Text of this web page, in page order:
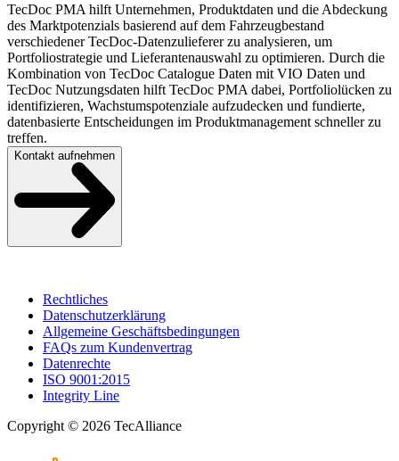
TecDoc PMA hilft Unternehmen, Produktdaten und die Abdeckung
des Marktpotenzials basierend auf dem Fahrzeugbestand
verschiedener TecDoc-Datenzulieferer zu analysieren, um
Portfoliostrategie und Lieferantenauswahl zu optimieren. Durch die
Kombination von TecDoc Catalogue Daten mit VIO Daten und
TecDoc Nutzungsdaten hilft TecDoc PMA dabei, Portfoliolücken zu
identifizieren, Wachstumspotenziale aufzudecken und fundierte,
datenbasierte Entscheidungen im Produktmanagement schneller zu
treffen.
Kontakt aufnehmen
Rechtliches
Datenschutzerklärung
Allgemeine Geschäftsbedingungen
FAQs zum Kundenvertrag
Datenrechte
ISO 9001:2015
Integrity Line
Copyright © 2026 TecAlliance